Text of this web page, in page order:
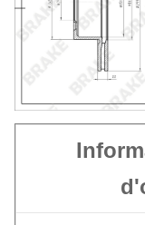
Nombre de
positionnement
Type de